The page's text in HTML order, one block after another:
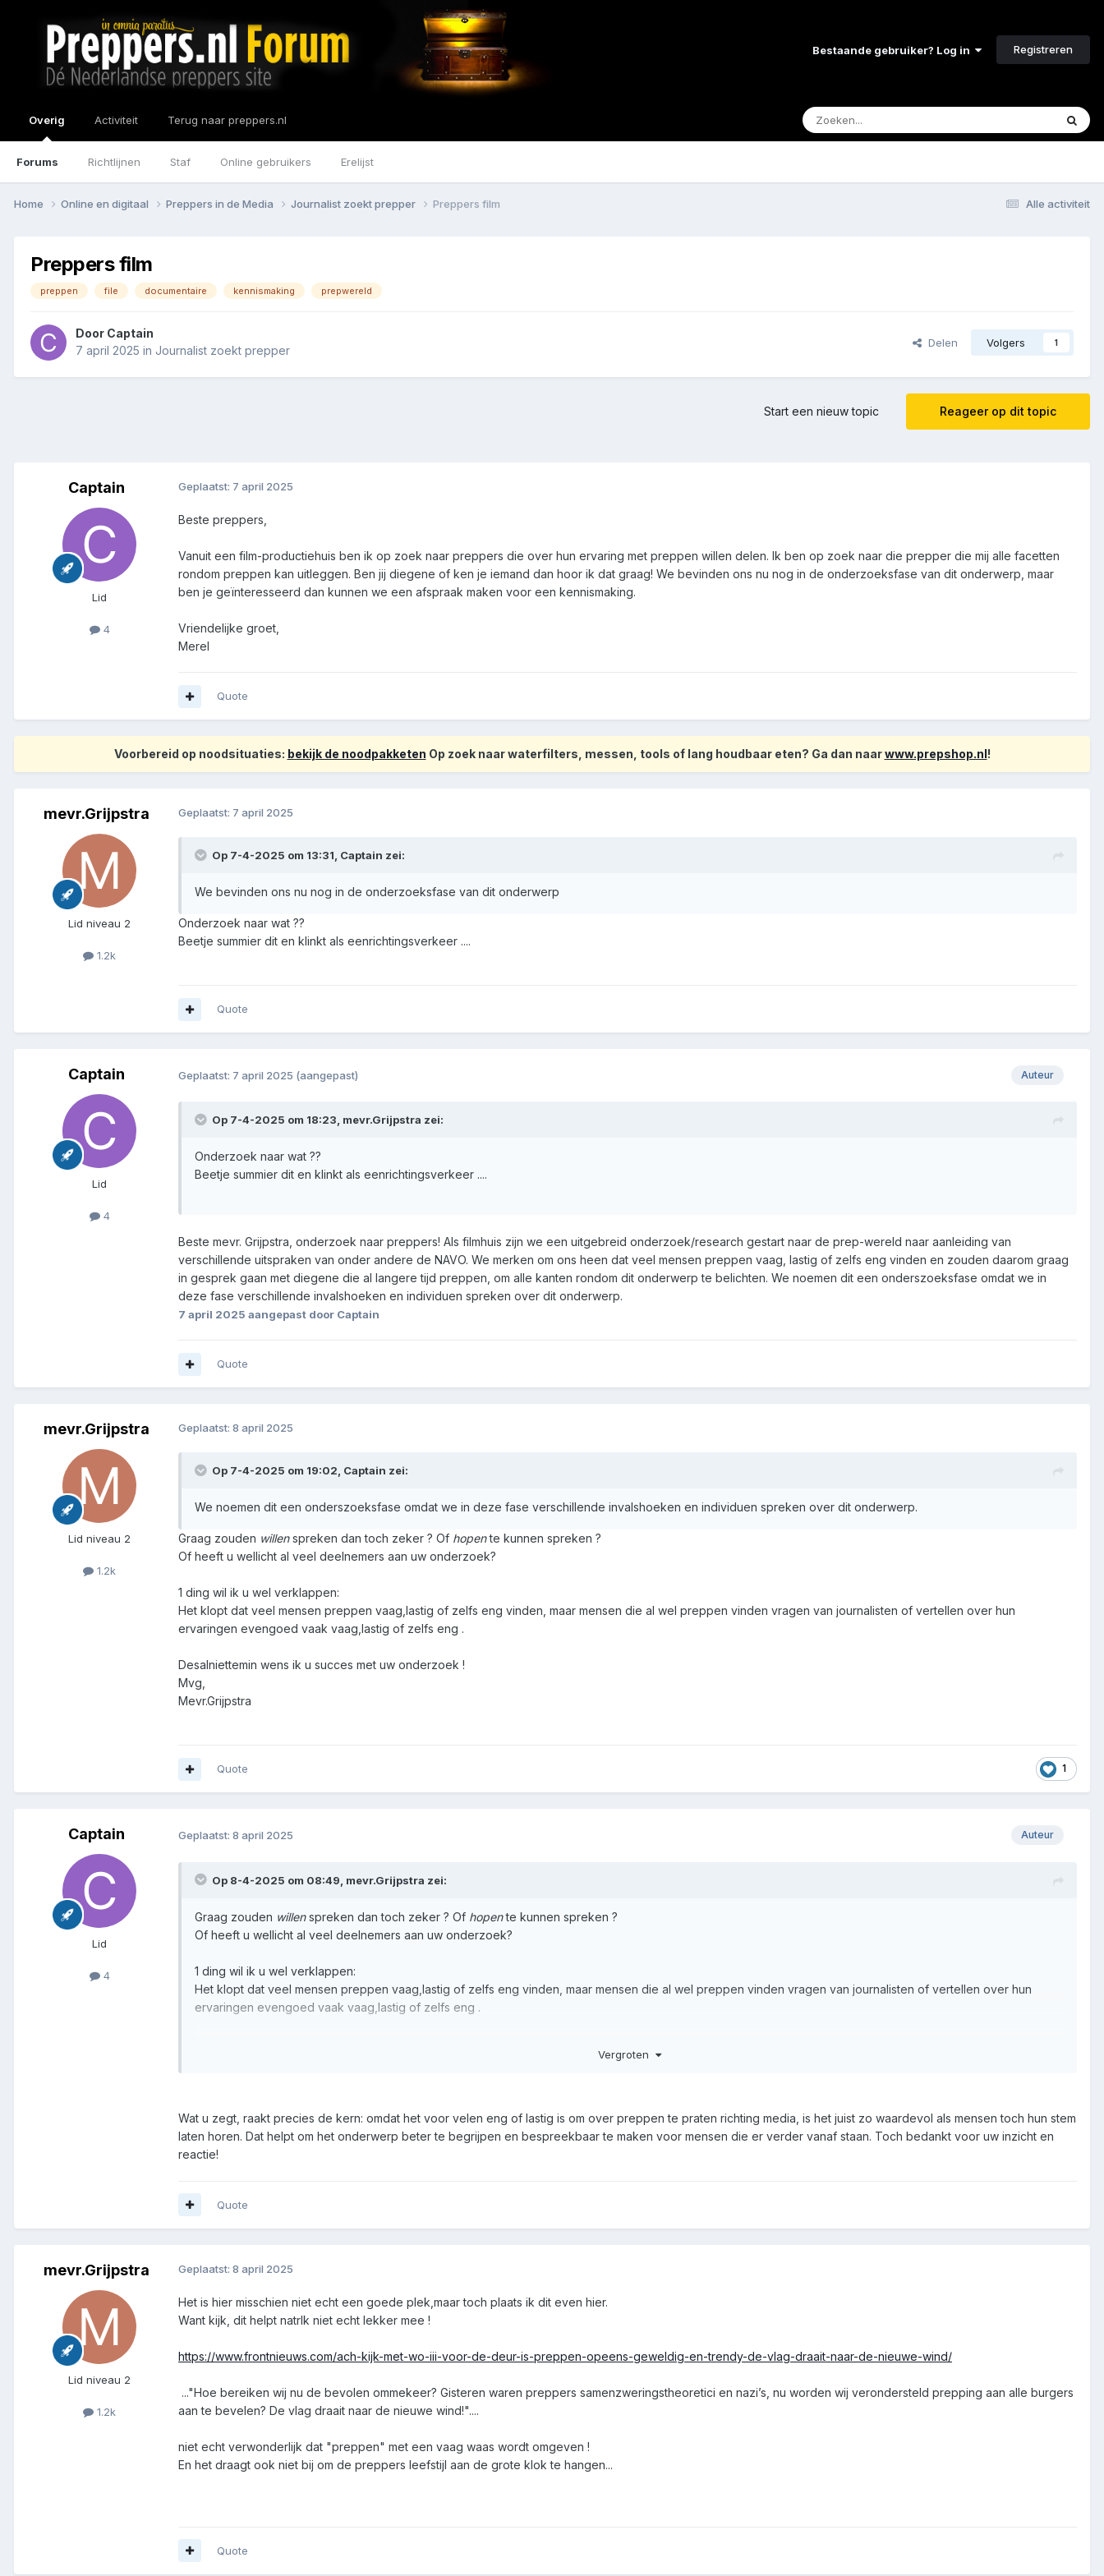
Bestaande gebruiker? Log in Registreren
Overig
Forums Richtlijnen Staf Online gebruikers Erelijst
Activiteit Terug naar preppers.nl
Alle activiteit
Home Online en digitaal Preppers in de Media Journalist zoekt prepper Preppers film
Preppers film
preppen file documentaire kennismaking prepwereld
Door Captain
7 april 2025 in Journalist zoekt prepper
Delen Volgers 1
Reageer op dit topic
Start een nieuw topic
Captain
Lid
4
Geplaatst: 7 april 2025
Beste preppers,
Vanuit een film-productiehuis ben ik op zoek naar preppers die over hun ervaring met preppen willen delen. Ik ben op zoek naar die prepper die mij alle facetten
rondom preppen kan uitleggen. Ben jij diegene of ken je iemand dan hoor ik dat graag! We bevinden ons nu nog in de onderzoeksfase van dit onderwerp, maar
ben je geïnteresseerd dan kunnen we een afspraak maken voor een kennismaking.
Vriendelijke groet,
Merel
Quote
Voorbereid op noodsituaties: bekijk de noodpakketen Op zoek naar waterfilters, messen, tools of lang houdbaar eten? Ga dan naarwww.prepshop.nl!
mevr.Grijpstra
Lid niveau 2
1.2k
Geplaatst: 7 april 2025
Op 7-4-2025 om 13:31, Captain zei:
We bevinden ons nu nog in de onderzoeksfase van dit onderwerp
Onderzoek naar wat ??
Beetje summier dit en klinkt als eenrichtingsverkeer ....
Quote
Captain
Lid
4
Auteur
Geplaatst: 7 april 2025 (aangepast)
Op 7-4-2025 om 18:23, mevr.Grijpstra zei:
Onderzoek naar wat ??
Beetje summier dit en klinkt als eenrichtingsverkeer ....
Beste mevr. Grijpstra, onderzoek naar preppers! Als filmhuis zijn we een uitgebreid onderzoek/research gestart naar de prep-wereld naar aanleiding van
verschillende uitspraken van onder andere de NAVO. We merken om ons heen dat veel mensen preppen vaag, lastig of zelfs eng vinden en zouden daarom graag
in gesprek gaan met diegene die al langere tijd preppen, om alle kanten rondom dit onderwerp te belichten. We noemen dit een onderszoeksfase omdat we in
deze fase verschillende invalshoeken en individuen spreken over dit onderwerp.
7 april 2025 aangepast door Captain
Quote
mevr.Grijpstra
Lid niveau 2
1.2k
Geplaatst: 8 april 2025
Op 7-4-2025 om 19:02, Captain zei:
We noemen dit een onderszoeksfase omdat we in deze fase verschillende invalshoeken en individuen spreken over dit onderwerp.
Graag zouden willenspreken dan toch zeker ? Of hopente kunnen spreken ?
Of heeft u wellicht al veel deelnemers aan uw onderzoek?
1 ding wil ik u wel verklappen:
Het klopt dat veel mensen preppen vaag,lastig of zelfs eng vinden, maar mensen die al wel preppen vinden vragen van journalisten of vertellen over hun
ervaringen evengoed vaak vaag,lastig of zelfs eng .
Desalniettemin wens ik u succes met uw onderzoek !
Mvg,
Mevr.Grijpstra
1
Quote
Captain
Lid
4
Auteur
Geplaatst: 8 april 2025
Op 8-4-2025 om 08:49, mevr.Grijpstra zei:
Graag zouden willenspreken dan toch zeker ? Of hopente kunnen spreken ?
Of heeft u wellicht al veel deelnemers aan uw onderzoek?
1 ding wil ik u wel verklappen:
Het klopt dat veel mensen preppen vaag,lastig of zelfs eng vinden, maar mensen die al wel preppen vinden vragen van journalisten of vertellen over hun
ervaringen evengoed vaak vaag,lastig of zelfs eng .
Vergroten
Wat u zegt, raakt precies de kern: omdat het voor velen eng of lastig is om over preppen te praten richting media, is het juist zo waardevol als mensen toch hun stem
laten horen. Dat helpt om het onderwerp beter te begrijpen en bespreekbaar te maken voor mensen die er verder vanaf staan. Toch bedankt voor uw inzicht en
reactie!
Quote
mevr.Grijpstra
Lid niveau 2
1.2k
Geplaatst: 8 april 2025
Het is hier misschien niet echt een goede plek,maar toch plaats ik dit even hier.
Want kijk, dit helpt natrlk niet echt lekker mee !
https://www.frontnieuws.com/ach-kijk-met-wo-iii-voor-de-deur-is-preppen-opeens-geweldig-en-trendy-de-vlag-draait-naar-de-nieuwe-wind/
..."Hoe bereiken wij nu de bevolen ommekeer? Gisteren waren preppers samenzweringstheoretici en nazi’s, nu worden wij verondersteld prepping aan alle burgers
aan te bevelen? De vlag draait naar de nieuwe wind!"....
niet echt verwonderlijk dat "preppen" met een vaag waas wordt omgeven !
En het draagt ook niet bij om de preppers leefstijl aan de grote klok te hangen...
Quote